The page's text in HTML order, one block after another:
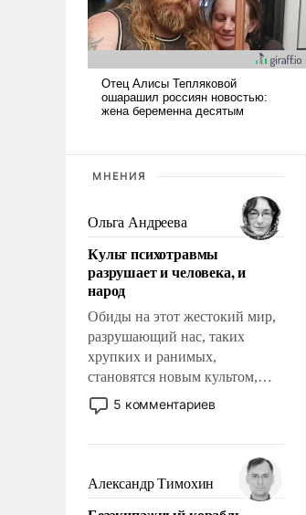
МНЕНИЯ
Ольга Андреева
Культ психотравмы
разрушает и человека, и
народ
Обиды на этот жестокий мир,
разрушающий нас, таких
хрупких и ранимых,
становятся новым культом,
постепенно вытесняя и
отменяя традиционное
мужественным и твердым под
ударами судьбы, брать на себя
ответственность, помогать
5 комментариев
Александр Тимохин